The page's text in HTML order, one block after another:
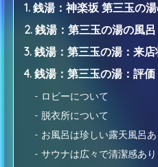
1. 銭湯：神楽坂 第三玉の
2. 銭湯：第三玉の湯の風
3. 銭湯：第三玉の湯：来
4. 銭湯：第三玉の湯：評価
- ロビーについて
- 脱衣所について
- お風呂は珍しい露天風呂あ
- サウナは広々で清潔感あり